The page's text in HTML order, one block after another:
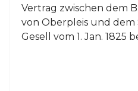
Vertrag zwischen dem
von Oberpleis und dem
Gesell vom 1. Jan. 1825